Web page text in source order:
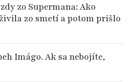
zo Supermana: Ako
zo smetí a potom prišlo
Imágo. Ak sa nebojíte,